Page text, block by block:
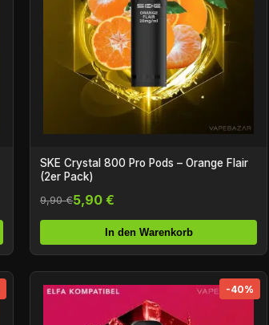
SKE Crystal 800 Pro Pods – Orange Flair
(2er Pack)
9,90 €5,90 €
In den Warenkorb
-40%